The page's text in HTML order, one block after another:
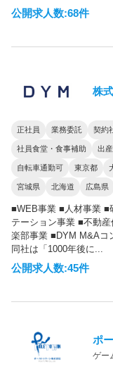
公開求人数:68件
株
正社員 業務委託 契約
社員食堂・食事補助 出
自転車通勤可 東京都
宮城県 北海道 広島県
■WEB事業 ■人材事業 ■
テーション事業 ■不動
楽部事業 ■DYM M&Aコ
同社は「1000年後に...
公開求人数:45件
ポ
ゲー